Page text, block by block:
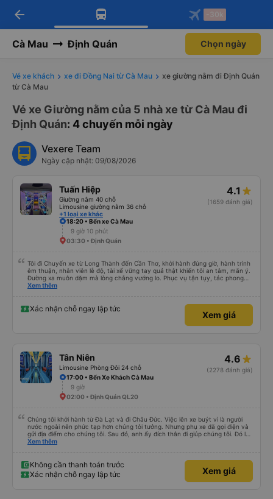
Tải app Vexere ngay!
Nhận ưu đãi thành viên độc
Mở app
Tải app Vexere
-30k/ghế khi đặt vé máy bay qua
Mở app
arrow_back -30k
Cà Mau Định Quán Chọn ngày
Vé xe khách xe đi Đồng Nai từ Cà Mau
xe giường nằm đi Định Quán
từ Cà Mau
Vé xe Giường nằm của 5 nhà xe từ Cà Mau đi
Định Quán: 4 chuyến mỗi ngày
Vexere Team
Ngày cập nhật: 09/08/2026
Tuấn Hiệp
Giường nằm 40 chỗ
Limousine giường nằm 36 chỗ
+1 loại xe khác
4.1
(1659 đánh giá)
18:20 • Bến xe Cà Mau
9 giờ 10 phút
03:30 • Định Quán
Tôi đi Chuyến xe từ Long Thành đến Cần Thơ, khởi hành đúng giờ, hành trình
êm thuận, nhân viên lễ độ, tài xế vững tay quả thật khiến tôi an tâm, mãn ý.
Đường xa muôn dặm mà lòng chẳng vướng lo. Phục vụ tận tụy, tác phong
nghiêm cẩn, hiếm thấy giữa thời buổi kim tiền vội vã. Xã hội loạn đạo. Xin gửi
Xem thêm
Xác nhận chỗ ngay lập tức
Xem giá
Tân Niên
Limousine Phòng Đôi 24 chỗ
4.6
(2278 đánh giá)
17:00 • Bến Xe Khách Cà Mau
9 giờ
02:00 • Định Quán QL20
Chúng tôi khởi hành từ Đà Lạt và đi Châu Đức. Việc lên xe buýt vì là người
nước ngoài nên phức tạp hơn chúng tôi tưởng. Nhưng phụ xe đã gọi điện và
gửi địa điểm cho chúng tôi. Sau đó, anh ấy đích thân đi giúp chúng tôi. Đó là
lần đầu tiên đi xe giường nằm với hai đứa trẻ nhỏ khá thú vị. Chúng tôi không
điểm dừng, họ đánh thức chúng tôi dậy và đảm bảo chúng tôi đã sẵn sàng.
Nhìn chung, đó là một trải nghiệm tốt. Mỗi giường đều có gối và chăn, và đủ
chỗ cho 1 người lớn và 1 trẻ em nằm thoải mái.
Xem thêm
Không cần thanh toán trước
Xác nhận chỗ ngay lập tức
Xem giá